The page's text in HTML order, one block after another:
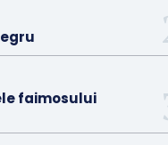
faimosului